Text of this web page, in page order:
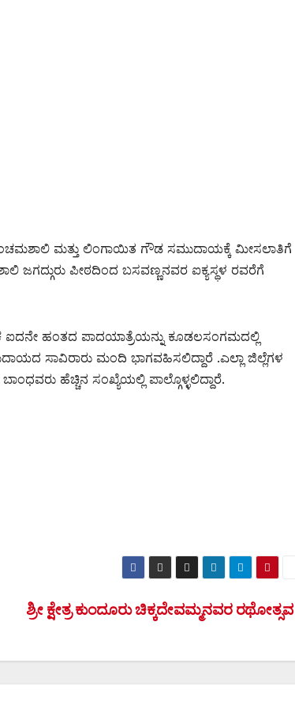
ಮತ್ತು ಲಿಂಗಾಯಿತ ಗೌಡ ಸಮುದಾಯಕ್ಕೆ ಮೀಸಲಾತಿಗೆ
ಪೀಠದಿಂದ ಬಸವಣ್ಣನವರ ಐಕ್ಯಸ್ಥಳ ರವರೆಗೆ
ಐದನೇ ಹಂತದ ಪಾದಯಾತ್ರೆಯನ್ನು ಕೂಡಲಸಂಗಮದಲ್ಲಿ
ಸಾವಿರಾರು ಮಂದಿ ಭಾಗವಹಿಸಲಿದ್ದಾರೆ .ಎಲ್ಲಾ ಜಿಲ್ಲೆಗಳ
ಹೆಚ್ಚಿನ ಸಂಖ್ಯೆಯಲ್ಲಿ ಪಾಲ್ಗೊಳ್ಳಲಿದ್ದಾರೆ.
ಶ್ರೀ ಕ್ಷೇತ್ರ ಕುಂದೂರು ಚಿಕ್ಕದೇವಮ್ಮನವರ ರಥೋತ್ಸವ